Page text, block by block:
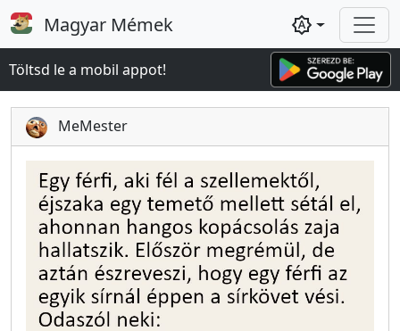
Magyar Mémek brightness_auto
Töltsd le a mobil appot!
MeMester